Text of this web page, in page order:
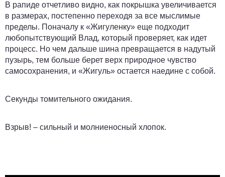
В рапиде отчетливо видно, как покрышка увеличивается
в размерах, постепенно переходя за все мыслимые
пределы. Поначалу к «Жигуленку» еще подходит
любопытствующий Влад, который проверяет, как идет
процесс. Но чем дальше шина превращается в надутый
пузырь, тем больше берет верх природное чувство
самосохранения, и «Жигуль» остается наедине с собой.
Секунды томительного ожидания.
Взрыв! – сильный и молниеносный хлопок.